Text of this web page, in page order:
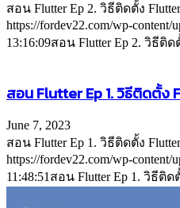
สอน Flutter Ep 2. วิธีติดตั้ง
https://fordev22.com/wp-content/
13:16:09สอน Flutter Ep 2. วิธีติ
สอน Flutter Ep 1. วิธีติดตั้ง
June 7, 2023
สอน Flutter Ep 1. วิธีติดตั้ง
https://fordev22.com/wp-content/
11:48:51 สอน Flutter Ep 1. วิธีติด